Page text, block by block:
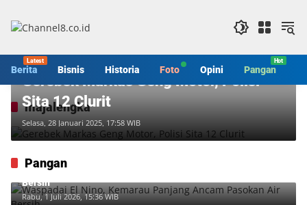
konten
Berita Bisnis Historia Foto Opini Pangan
majalengka
Berita
Gerebek Markas Geng Motor, Polisi
Sita 12 Clurit
Selasa, 28 Januari 2025, 17:58 WIB
Pangan
Waspadai El Nino, Kemarau Panjang Ancam Pasokan Air
Bersih
Rabu, 1 Juli 2026, 15:36 WIB